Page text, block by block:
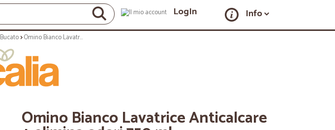
LogIn Info
Bucato Omino Bianco Lavatrice Anticalcare + elimina odori 750 ml.
Omino Bianco Lavatrice Anticalcare